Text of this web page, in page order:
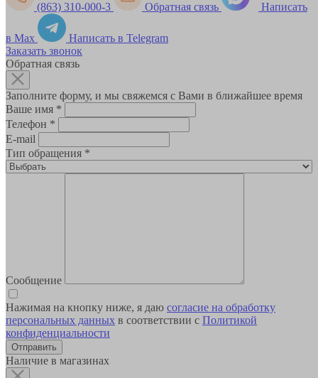
(863) 310-000-3 Обратная связь Написать
в Max
Написать в Telegram
Заказать звонок
Обратная связь
Заполните форму, и мы свяжемся с Вами в ближайшее время
Ваше имя *
Телефон *
E-mail
Тип обращения *
Сообщение
Нажимая на кнопку ниже, я даю согласие на обработку
персональных данных в соответствии с Политикой
конфиденциальности
Наличие в магазинах